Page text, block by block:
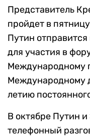
Представитель
пройдет в
Путин
для участия в
Международному
Международному
летию
В октябре Путин
телефонный